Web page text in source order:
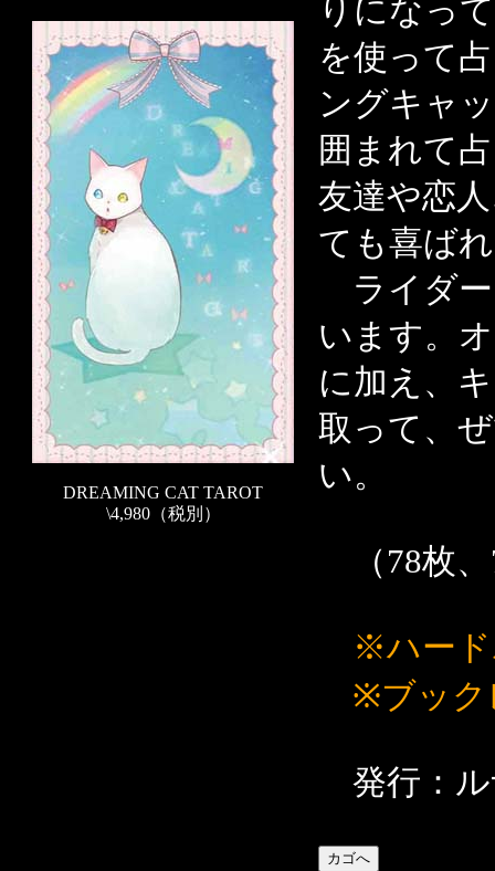
DREAMING CAT TAROT
\4,980（税別）
りになっ
を使って
ングキャ
囲まれて
友達や恋
ても喜ば
ライダー
います。
に加え、
取って、
い。
（78枚、
※ハー
※ブック
発行：ル